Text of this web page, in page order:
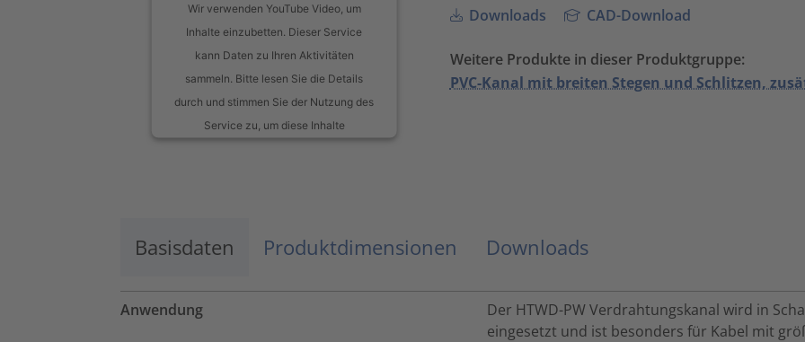
Wir verwenden YouTube Video, um
Inhalte einzubetten. Dieser Service
kann Daten zu Ihren Aktivitäten
sammeln. Bitte lesen Sie die Details
durch und stimmen Sie der Nutzung des
Service zu, um diese Inhalte
Akzeptieren
Downloads CAD-Download
Weitere Produkte in dieser Produktgruppe:
PVC-Kanal mit breiten Stegen und Schlitzen,
Basisdaten Produktdimensionen Downloads
Anwendung
Der HTWD-PW Verdrahtungskanal wird in
eingesetzt und ist besonders für Kabel mit